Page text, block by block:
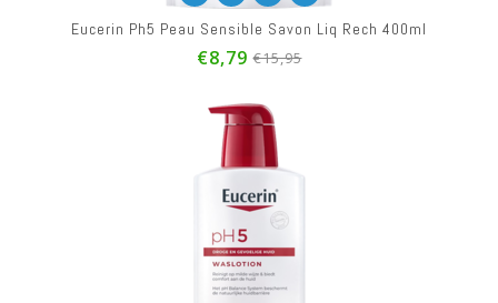
Eucerin Ph5 Peau Sensible Savon Liq Rech 400ml
€8,79 €15,95